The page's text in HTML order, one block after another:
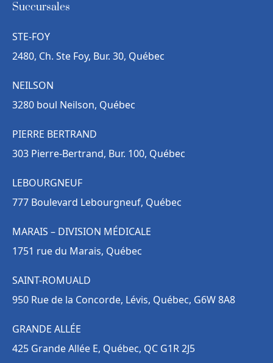
Succursales
STE-FOY
2480, Ch. Ste Foy, Bur. 30, Québec
NEILSON
3280 boul Neilson, Québec
PIERRE BERTRAND
303 Pierre-Bertrand, Bur. 100, Québec
LEBOURGNEUF
777 Boulevard Lebourgneuf, Québec
MARAIS – DIVISION MÉDICALE
1751 rue du Marais, Québec
SAINT-ROMUALD
950 Rue de la Concorde, Lévis, Québec, G6W 8A8
GRANDE ALLÉE
425 Grande Allée E, Québec, QC G1R 2J5